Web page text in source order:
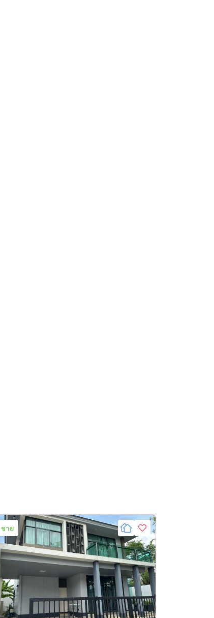
ขาย